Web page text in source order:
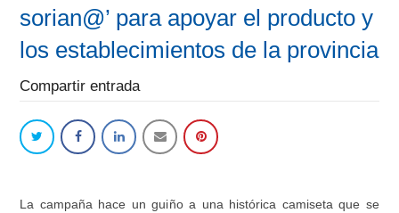
sorian@’ para apoyar el producto y
los establecimientos de la provincia
Compartir entrada
La campaña hace un guiño a una histórica camiseta que se